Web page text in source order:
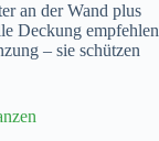
an der Wand plus
Deckung empfehlen
– sie schützen